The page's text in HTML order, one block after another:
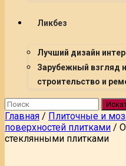
Ликбез
Лучший дизайн
Зарубежный взгляд
строительство и
Главная / Плиточные и
поверхностей плитками /
стеклянными плитками